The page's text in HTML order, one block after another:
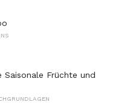
Saisonale Früchte und